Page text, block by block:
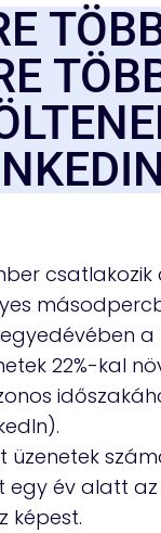
csatlakozik
a
22%-kal
üzenetek
egy év alatt az
képest.